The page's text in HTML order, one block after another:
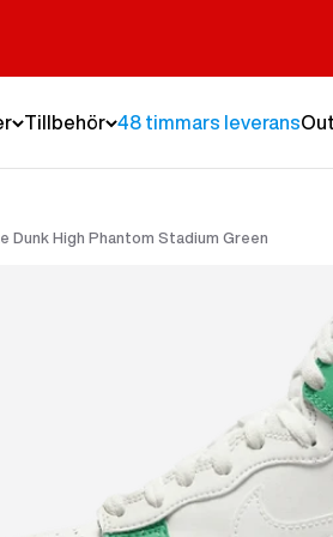
Tillbehör 48 timmars leverans
Dunk High Phantom Stadium Green